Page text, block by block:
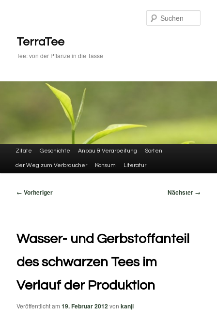
springen
TerraTee
Tee: von der Pflanze in die Tasse
Hauptmenü
Zitate Geschichte Anbau & Verarbeitung Sorten
der Weg zum Verbraucher Konsum Literatur
Beitragsnavigation
← Vorheriger Nächster →
Wasser- und Gerbstoffanteil
des schwarzen Tees im
Verlauf der Produktion
Veröffentlicht am19. Februar 2012vonkanji